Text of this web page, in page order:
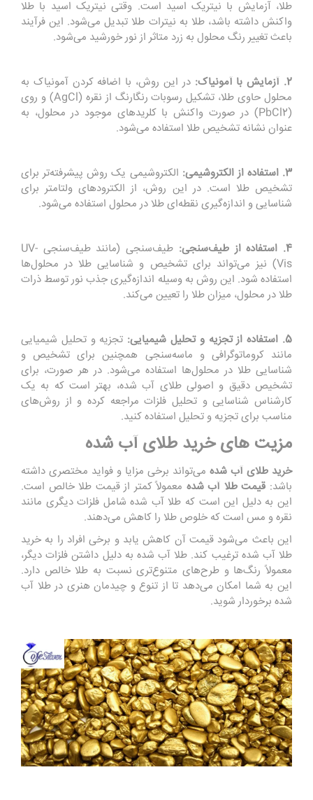
طلا، آزمایش با نیتریک اسید است. وقتی نیتریک اسید با طلا
واکنش داشته باشد، طلا به نیترات طلا تبدیل می‌شود. این فرآیند
باعث تغییر رنگ محلول به زرد متاثر از نور خورشید می‌شود.
2. آزمایش با آمونیاک:
در این روش، با اضافه کردن آمونیاک به
محلول حاوی طلا، تشکیل رسوبات رنگارنگ از نقره (AgCl) و روی
(PbCl2) در صورت واکنش با کلریدهای موجود در محلول، به
عنوان نشانه تشخیص طلا استفاده می‌شود.
3. استفاده از الکتروشیمی:
الکتروشیمی یک روش پیشرفته‌تر برای
تشخیص طلا است. در این روش، از الکترودهای ولتامتر برای
شناسایی و اندازه‌گیری نقطه‌ای طلا در محلول استفاده می‌شود.
4. استفاده از طیف‌سنجی:
طیف‌سنجی (مانند طیف‌سنجی UV-
Vis) نیز می‌تواند برای تشخیص و شناسایی طلا در محلول‌ها
استفاده شود. این روش به وسیله اندازه‌گیری جذب نور توسط ذرات
طلا در محلول، میزان طلا را تعیین می‌کند.
5. استفاده از تجزیه و تحلیل شیمیایی:
تجزیه و تحلیل شیمیایی
مانند کروماتوگرافی و ماسه‌سنجی همچنین برای تشخیص و
شناسایی طلا در محلول‌ها استفاده می‌شود. در هر صورت، برای
تشخیص دقیق و اصولی طلای آب شده، بهتر است که به یک
کارشناس شناسایی و تحلیل فلزات مراجعه کرده و از روش‌های
مناسب برای تجزیه و تحلیل استفاده کنید.
مزیت های خرید طلای آب شده
خرید طلای آب شده می‌تواند برخی مزایا و فواید مختصری داشته
باشد: قیمت طلا آب شده معمولاً کمتر از قیمت طلا خالص است.
این به دلیل این است که طلا آب شده شامل فلزات دیگری مانند
نقره و مس است که خلوص طلا را کاهش می‌دهند.
این باعث می‌شود قیمت آن کاهش یابد و برخی افراد را به خرید
طلا آب شده ترغیب کند. طلا آب شده به دلیل داشتن فلزات دیگر،
معمولاً رنگ‌ها و طرح‌های متنوع‌تری نسبت به طلا خالص دارد.
این به شما امکان می‌دهد تا از تنوع و چیدمان هنری در طلا آب
شده برخوردار شوید.